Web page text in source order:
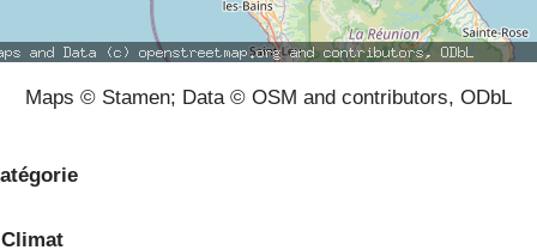
Maps © Stamen; Data © OSM and contributors, ODbL
Climat